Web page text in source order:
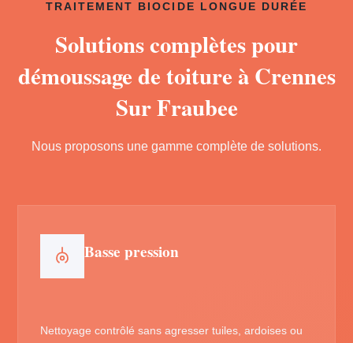
TRAITEMENT BIOCIDE LONGUE DURÉE
Solutions complètes pour
démoussage de toiture à Crennes
Sur Fraubee
Nous proposons une gamme complète de solutions.
Basse pression
Nettoyage contrôlé sans agresser tuiles, ardoises ou